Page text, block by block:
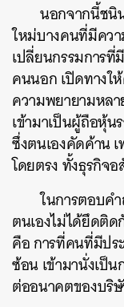
นอกจากนี้ชนิ
ใหม่บางคนที่มีคว
เปลี่ยนกรรมการ
คนนอก เปิดทางใ
ความพยายามหล
เข้ามาเป็นผู้ถือหุ้
ซึ่งตนเองคัดค้าน
โดยตรง ทั้งธุรกิจ
ในการตอบค
ตนเองไม่ได้ยึดติ
คือ การที่คนที่มีปร
ซ้อน เข้ามานั่งเป็
ต่ออนาคตของบริ
SHARE